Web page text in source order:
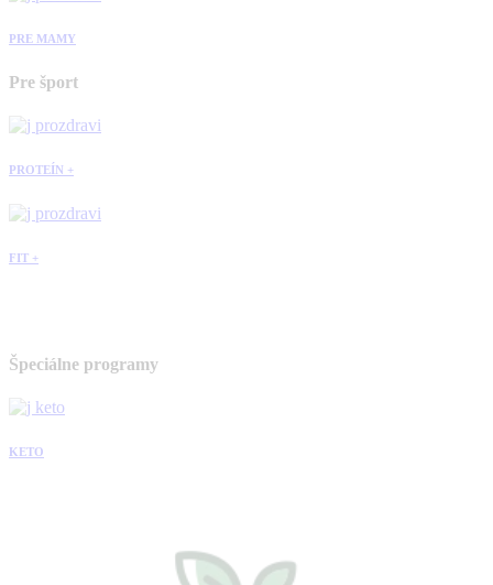
PRE MAMY
Pre šport
PROTEÍN +
FIT +
Špeciálne programy
KETO